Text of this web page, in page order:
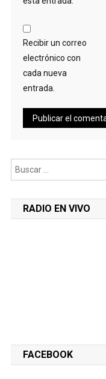
Recibir un correo
electrónico con
cada nueva
entrada.
RADIO EN VIVO
FACEBOOK